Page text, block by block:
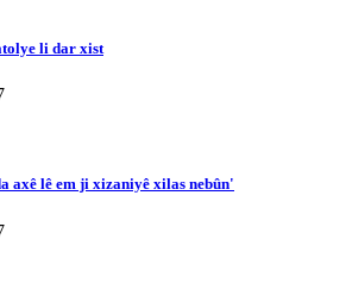
li dar xist
axê lê em ji xizaniyê xilas nebûn'